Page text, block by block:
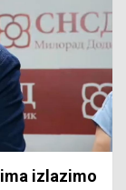
izlazimo